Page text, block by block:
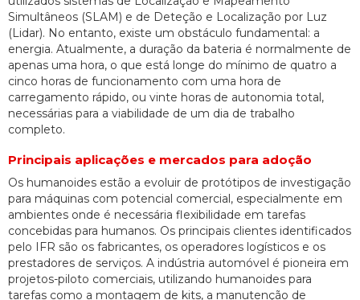
Simultâneos (SLAM) e de Deteção e Localização por Luz
(Lidar). No entanto, existe um obstáculo fundamental: a
energia. Atualmente, a duração da bateria é normalmente de
apenas uma hora, o que está longe do mínimo de quatro a
cinco horas de funcionamento com uma hora de
carregamento rápido, ou vinte horas de autonomia total,
necessárias para a viabilidade de um dia de trabalho
completo.
Principais aplicações e mercados para adoção
Os humanoides estão a evoluir de protótipos de investigação
para máquinas com potencial comercial, especialmente em
ambientes onde é necessária flexibilidade em tarefas
concebidas para humanos. Os principais clientes identificados
pelo IFR são os fabricantes, os operadores logísticos e os
prestadores de serviços. A indústria automóvel é pioneira em
projetos-piloto comerciais, utilizando humanoides para
tarefas como a montagem de kits, a manutenção de